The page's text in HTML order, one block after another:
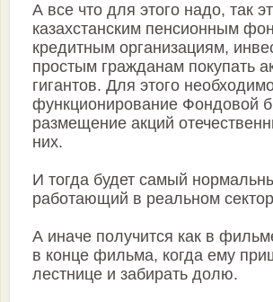
А все что для этого надо, так
казахстанским пенсионным
кредитным организациям,
простым гражданам покупать
гигантов. Для этого
функционирование Фондовой
размещение акций
них.
И тогда будет самый
работающий в реальном
А иначе получится как в
в конце фильма, когда ему
лестнице и забирать долю.